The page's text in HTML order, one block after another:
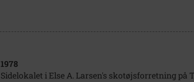
1978
Sidelokalet i Else A. Larsen's skotøjsforretning på